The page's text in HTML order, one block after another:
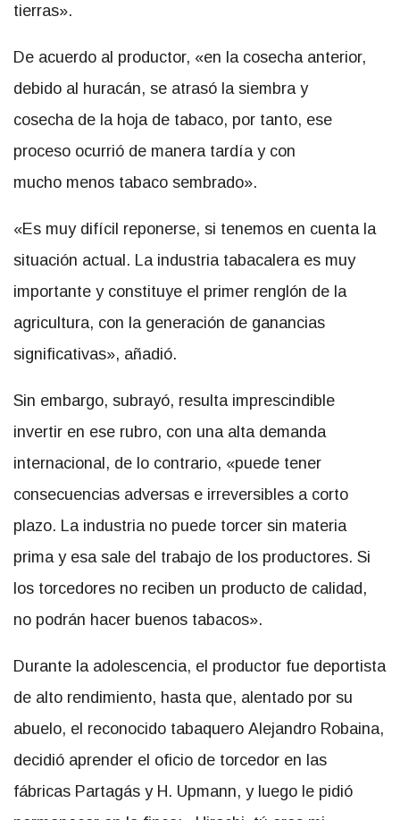
tierras».
De acuerdo al productor, «en la cosecha anterior,
debido al huracán, se atrasó la siembra y
cosecha de la hoja de tabaco, por tanto, ese
proceso ocurrió de manera tardía y con
mucho menos tabaco sembrado».
«Es muy difícil reponerse, si tenemos en cuenta la
situación actual. La industria tabacalera es muy
importante y constituye el primer renglón de la
agricultura, con la generación de ganancias
significativas», añadió.
Sin embargo, subrayó, resulta imprescindible
invertir en ese rubro, con una alta demanda
internacional, de lo contrario, «puede tener
consecuencias adversas e irreversibles a corto
plazo. La industria no puede torcer sin materia
prima y esa sale del trabajo de los productores. Si
los torcedores no reciben un producto de calidad,
no podrán hacer buenos tabacos».
Durante la adolescencia, el productor fue deportista
de alto rendimiento, hasta que, alentado por su
abuelo, el reconocido tabaquero Alejandro Robaina,
decidió aprender el oficio de torcedor en las
fábricas Partagás y H. Upmann, y luego le pidió